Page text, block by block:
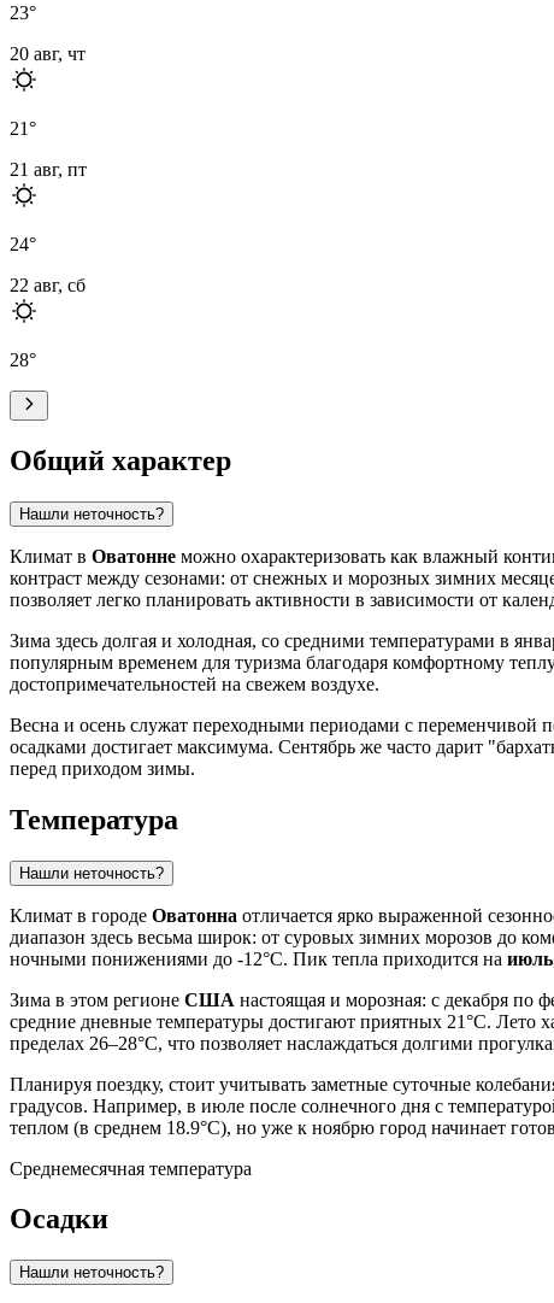
23°
20 авг, чт
21°
21 авг, пт
24°
22 авг, сб
28°
Общий характер
Нашли неточность?
Климат в Оватонне можно охарактеризовать как влажный
контраст между сезонами: от снежных и морозных зимних
позволяет легко планировать активности в зависимости от
Зима здесь долгая и холодная, со средними температурами в
популярным временем для туризма благодаря комфортному
достопримечательностей на свежем воздухе.
Весна и осень служат переходными периодами с переменчивой
осадками достигает максимума. Сентябрь же часто дарит
перед приходом зимы.
Температура
Нашли неточность?
Климат в городе Оватонна отличается ярко выраженной
диапазон здесь весьма широк: от суровых зимних морозов до
ночными понижениями до -12°C. Пик тепла приходится на июль
Зима в этом регионе США настоящая и морозная: с декабря по
средние дневные температуры достигают приятных 21°C. Лето
пределах 26–28°C, что позволяет наслаждаться долгими
Планируя поездку, стоит учитывать заметные суточные
градусов. Например, в июле после солнечного дня с
теплом (в среднем 18.9°C), но уже к ноябрю город начинает
Среднемесячная температура
Осадки
Нашли неточность?